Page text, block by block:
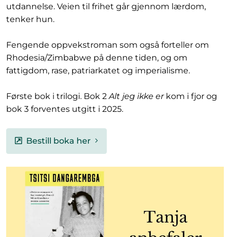
utdannelse. Veien til frihet går gjennom lærdom,
tenker hun.
Fengende oppvekstroman som også forteller om
Rhodesia/Zimbabwe på denne tiden, og om
fattigdom, rase, patriarkatet og imperialisme.
Første bok i trilogi. Bok 2 Alt jeg ikke erkom i fjor og
bok 3 forventes utgitt i 2025.
Bestill boka her